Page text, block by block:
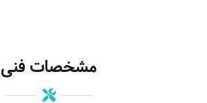
مشخصات فنی